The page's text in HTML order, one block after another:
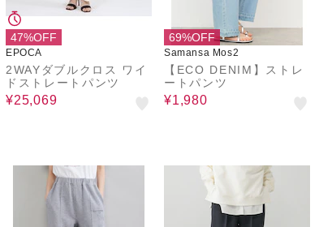
47%OFF
EPOCA
2WAYダブルクロス ワイ
ドストレートパンツ
¥25,069
69%OFF
Samansa Mos2
【ECO DENIM】ストレ
ートパンツ
¥1,980